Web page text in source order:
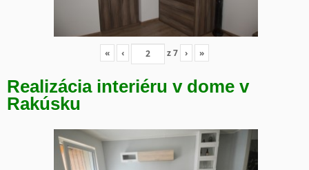
« ‹ z7 › »
Realizácia interiéru v dome v
Rakúsku